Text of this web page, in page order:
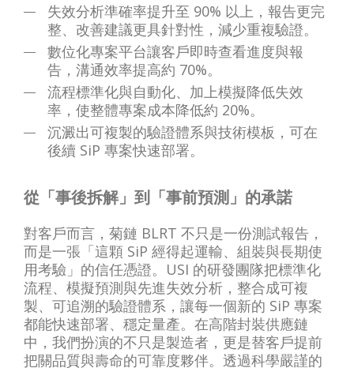
失效分析準確率提升至 90% 以上，報告更完
整、改善建議更具針對性，減少重複驗證。
數位化專案平台讓客戶即時查看進度與報
告，溝通效率提高約 70%。
流程標準化與自動化、加上模擬降低失效
率，使整體專案成本降低約 20%。
沉澱出可複製的驗證體系與技術模板，可在
後續 SiP 專案快速部署。
從「事後拆解」到「事前預測」的承諾
對客戶而言，菊鏈 BLRT 不只是一份測試報告，
而是一張「這顆 SiP 經得起運輸、組裝與長期使
用考驗」的信任憑證。USI 的研發團隊把標準化
流程、模擬預測與先進失效分析，整合成可複
製、可追溯的驗證體系，讓每一個新的 SiP 專案
都能快速部署、穩定量產。在高階封裝供應鏈
中，我們扮演的不只是製造者，更是替客戶提前
把關品質與壽命的可靠度夥伴。透過科學嚴謹的